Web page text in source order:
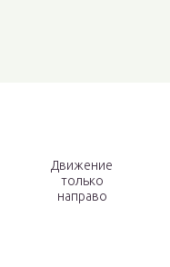
Движение
только
направо